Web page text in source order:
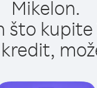
Mikelon.
što